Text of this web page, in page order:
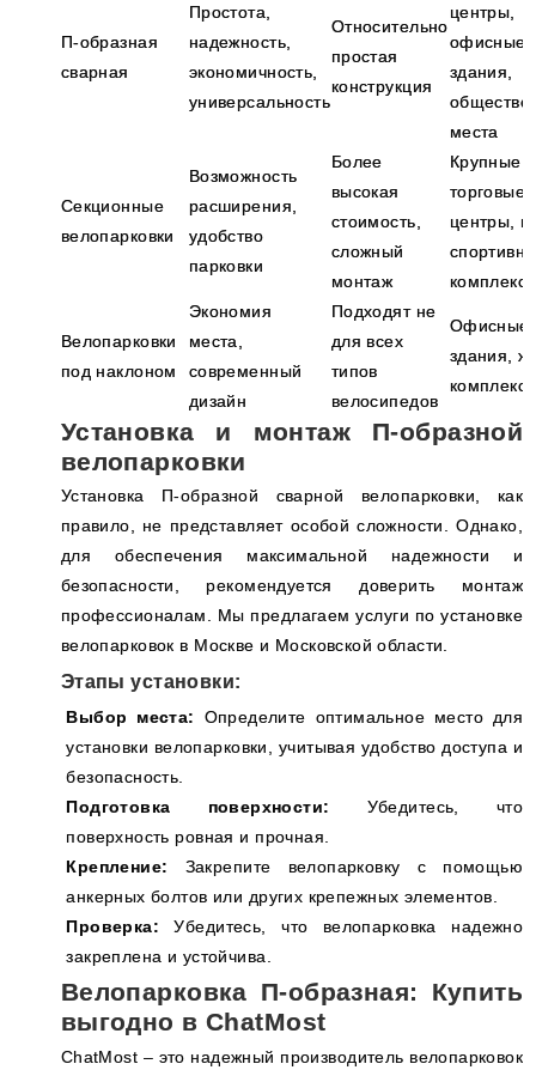
П-образная
сварная
Простота,
надежность,
экономичность,
универсальность
Относительно
простая
конструкция
центры,
офисные
здания,
места
Секционные
велопарковки
Возможность
расширения,
удобство
парковки
Более
высокая
стоимость,
сложный
монтаж
Крупные
торговые
центры,
Велопарковки
под наклоном
Экономия
места,
современный
дизайн
Подходят не
для всех
типов
велосипедов
Офисные
здания,
Установка и монтаж П-образной
велопарковки
Установка П-образной сварной велопарковки, как
правило, не представляет особой сложности. Однако,
для обеспечения максимальной надежности и
безопасности, рекомендуется доверить монтаж
профессионалам. Мы предлагаем услуги по установке
велопарковок в Москве и Московской области.
Этапы установки:
Выбор места:
Определите оптимальное место для
установки велопарковки, учитывая удобство доступа и
безопасность.
Подготовка поверхности: Убедитесь, что
поверхность ровная и прочная.
Крепление: Закрепите велопарковку с помощью
анкерных болтов или других крепежных элементов.
Проверка: Убедитесь, что велопарковка надежно
закреплена и устойчива.
Велопарковка П-образная: Купить
выгодно в ChatMost
ChatMost – это надежный производитель велопарковок